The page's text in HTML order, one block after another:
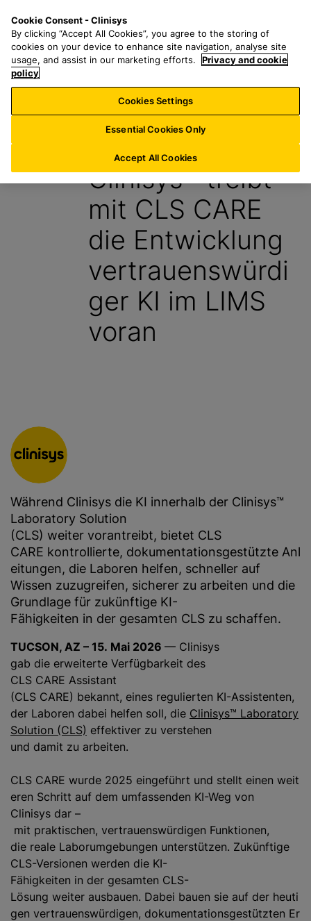
a
r
h
f
o
:
n
u
Aktuelle News
Clinisys™ treibt
mit CLS CARE
die Entwicklung
vertrauenswürdi
ger KI im LIMS
voran
Während Clinisys die KI innerhalb der Clinisys™
Laboratory Solution
(CLS) weiter vorantreibt, bietet CLS
CARE kontrollierte, dokumentationsgestützte Anl
eitungen, die Laboren helfen, schneller auf
Wissen zuzugreifen, sicherer zu arbeiten und die
Grundlage für zukünftige KI-
Fähigkeiten in der gesamten CLS zu schaffen.
TUCSON, AZ – 15. Mai 2026 — Clinisys
gab die erweiterte Verfügbarkeit des
CLS CARE Assistant
(CLS CARE) bekannt, eines regulierten KI-Assistenten,
der Laboren dabei helfen soll, die Clinisys™ Laboratory
Solution (CLS) effektiver zu verstehen
und damit zu arbeiten.
CLS CARE wurde 2025 eingeführt und stellt einen weit
eren Schritt auf dem umfassenden KI-Weg von
Clinisys dar –
mit praktischen, vertrauenswürdigen Funktionen,
die reale Laborumgebungen unterstützen. Zukünftige
CLS-Versionen werden die KI-
Fähigkeiten in der gesamten CLS-
Lösung weiter ausbauen. Dabei bauen sie auf der heuti
gen vertrauenswürdigen, dokumentationsgestützten Er
Cookie Consent - Clinisys
By clicking “Accept All Cookies”, you agree to the storing of
cookies on your device to enhance site navigation, analyse site
usage, and assist in our marketing efforts.
Privacy and cookie
policy
Cookies Settings
Essential Cookies Only
Accept All Cookies